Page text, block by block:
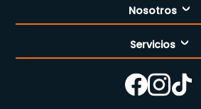
Nosotros
Nuestra empresa
Cómo comprar
Nuestras tiendas
Servicios
Enfermería